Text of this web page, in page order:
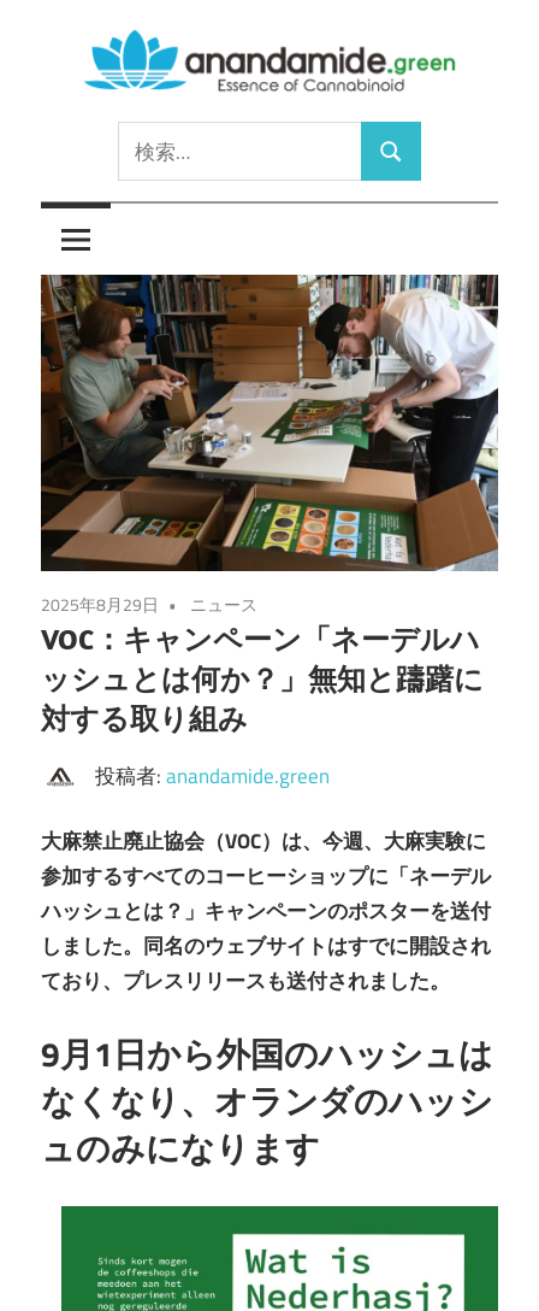
ッ
プ
anandamide.green
Cannabinoid
索:
検
索
2025年8月29日 ニュース
VOC：キャンペーン「ネーデルハ
ッシュとは何か？」無知と躊躇に
対する取り組み
投稿者:anandamide.green
大麻禁止廃止協会（VOC）は、今週、大麻実験に
参加するすべてのコーヒーショップに「ネーデル
ハッシュとは？」キャンペーンのポスターを送付
しました。同名のウェブサイトはすでに開設され
ており、プレスリリースも送付されました。
9月1日から外国のハッシュは
なくなり、オランダのハッシ
ュのみになります